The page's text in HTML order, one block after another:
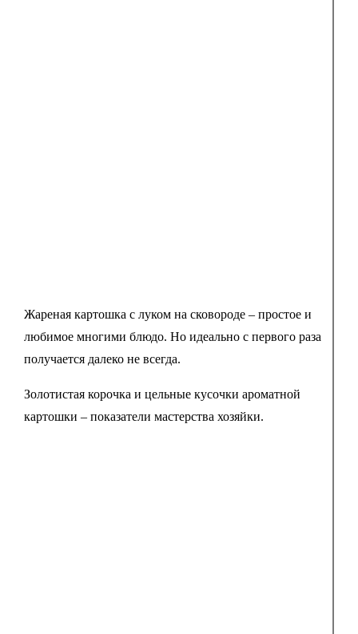
Жареная картошка с луком на сковороде – простое и
любимое многими блюдо. Но идеально с первого раза
получается далеко не всегда.
Золотистая корочка и цельные кусочки ароматной
картошки – показатели мастерства хозяйки.